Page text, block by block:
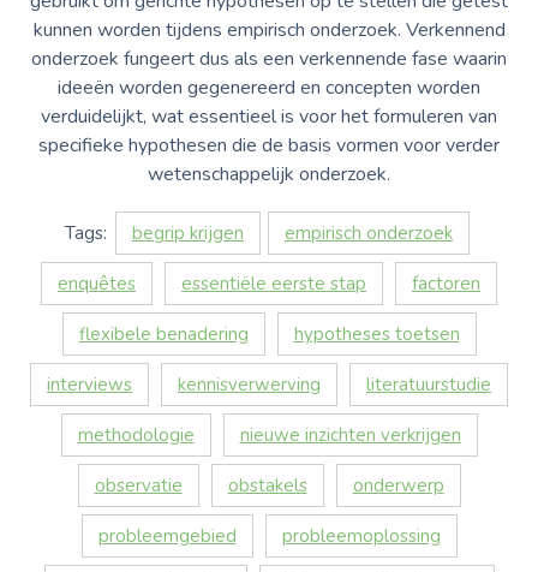
kunnen worden tijdens empirisch onderzoek. Verkennend
onderzoek fungeert dus als een verkennende fase waarin
ideeën worden gegenereerd en concepten worden
verduidelijkt, wat essentieel is voor het formuleren van
specifieke hypothesen die de basis vormen voor verder
wetenschappelijk onderzoek.
Tags: begrip krijgen empirisch onderzoek
enquêtes essentiële eerste stap factoren
flexibele benadering hypotheses toetsen
interviews kennisverwerving literatuurstudie
methodologie nieuwe inzichten verkrijgen
observatie obstakels onderwerp
probleemgebied probleemoplossing